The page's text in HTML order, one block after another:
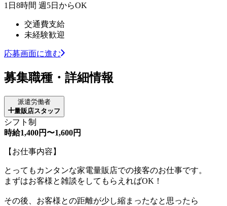
1日8時間 週5日からOK
交通費支給
未経験歓迎
応募画面に進む
募集職種・詳細情報
派遣労働者
量販店スタッフ
シフト制
時給1,400円〜1,600円
【お仕事内容】
とってもカンタンな家電量販店での接客のお仕事です。
まずはお客様と雑談をしてもらえればOK！
その後、お客様との距離が少し縮まったなと思ったら